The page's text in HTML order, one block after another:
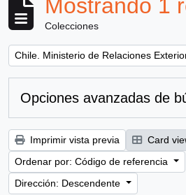
Mostrando 1
Colecciones
Remove filter:
Chile. Ministerio de Relaciones
Opciones avanzadas de
Imprimir vista previa Card
Ordenar por: Código de referencia
Dirección: Descendente